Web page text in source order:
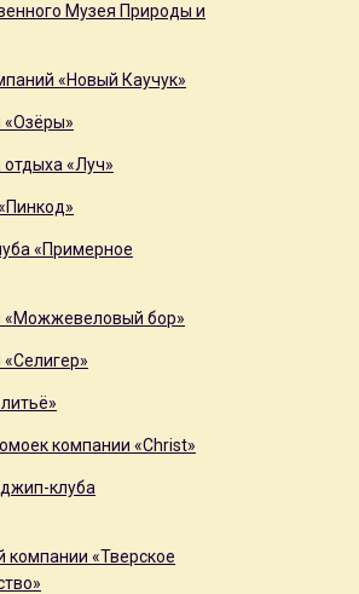
Музея Природы и
«Новый Каучук»
«Озёры»
«Луч»
«Примерное
«Можжевеловый бор»
компании «Christ»
клуба
компании «Тверское